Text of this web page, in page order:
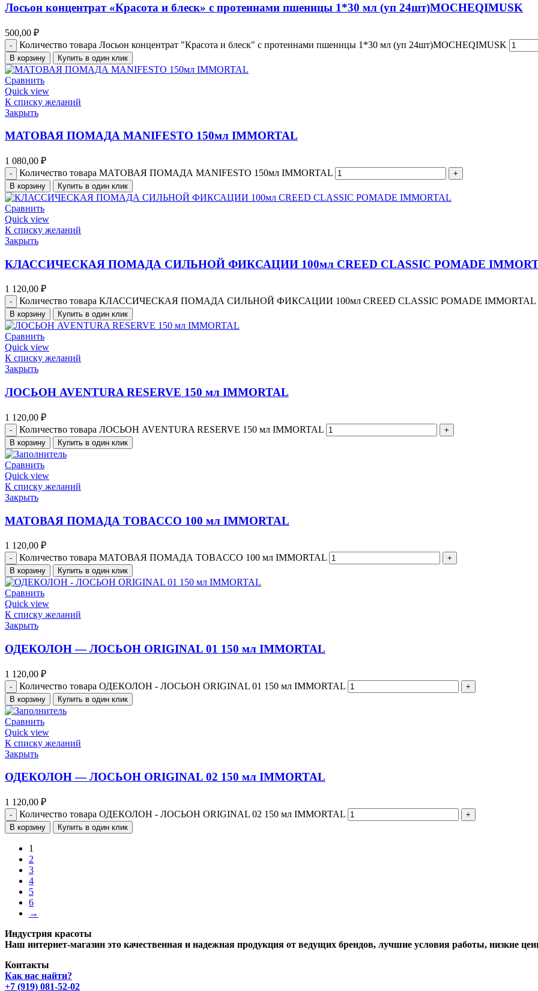
Лосьон концентрат «Красота и блеск» с протеинами пшеницы 1*30 мл (уп 24шт)MOCHEQIMUSK
500,00 ₽
Количество товара Лосьон концентрат "Красота и блеск" с протеинами пшеницы 1*30 мл (уп 24шт)MOCHEQIMUSK
В корзину Купить в один клик
Сравнить
Quick view
К списку желаний
Закрыть
МАТОВАЯ ПОМАДА MANIFESTO 150мл IMMORTAL
1 080,00 ₽
Количество товара МАТОВАЯ ПОМАДА MANIFESTO 150мл IMMORTAL
В корзину Купить в один клик
Сравнить
Quick view
К списку желаний
Закрыть
КЛАССИЧЕСКАЯ ПОМАДА СИЛЬНОЙ ФИКСАЦИИ 100мл CREED CLASSIC POMADE
1 120,00 ₽
Количество товара КЛАССИЧЕСКАЯ ПОМАДА СИЛЬНОЙ ФИКСАЦИИ 100мл CREED CLASSIC POMADE IMMORTAL
В корзину Купить в один клик
Сравнить
Quick view
К списку желаний
Закрыть
ЛОСЬОН AVENTURA RESERVE 150 мл IMMORTAL
1 120,00 ₽
Количество товара ЛОСЬОН AVENTURA RESERVE 150 мл IMMORTAL
В корзину Купить в один клик
Сравнить
Quick view
К списку желаний
Закрыть
МАТОВАЯ ПОМАДА TOBACCO 100 мл IMMORTAL
1 120,00 ₽
Количество товара МАТОВАЯ ПОМАДА TOBACCO 100 мл IMMORTAL
В корзину Купить в один клик
Сравнить
Quick view
К списку желаний
Закрыть
ОДЕКОЛОН — ЛОСЬОН ORIGINAL 01 150 мл IMMORTAL
1 120,00 ₽
Количество товара ОДЕКОЛОН - ЛОСЬОН ORIGINAL 01 150 мл IMMORTAL
В корзину Купить в один клик
Сравнить
Quick view
К списку желаний
Закрыть
ОДЕКОЛОН — ЛОСЬОН ORIGINAL 02 150 мл IMMORTAL
1 120,00 ₽
Количество товара ОДЕКОЛОН - ЛОСЬОН ORIGINAL 02 150 мл IMMORTAL
В корзину Купить в один клик
1
2
3
4
5
6
→
Индустрия красоты
Наш интернет-магазин это качественная и надежная продукция от ведущих брендов, лучшие условия работы, низкие
Контакты
Как нас найти?
+7 (919) 081-52-02